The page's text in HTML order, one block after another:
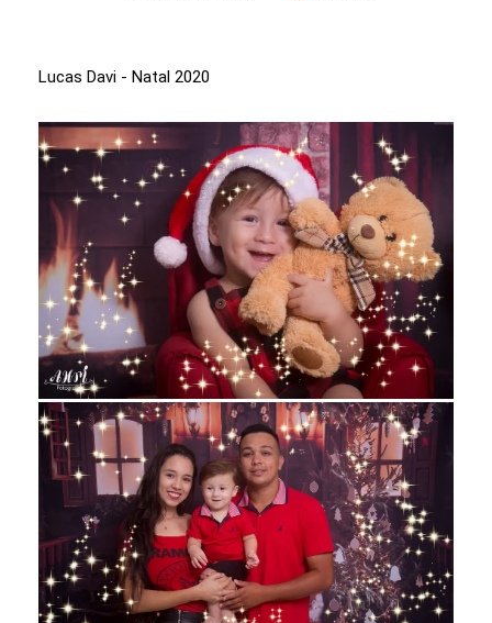
Lucas Davi - Natal 2020